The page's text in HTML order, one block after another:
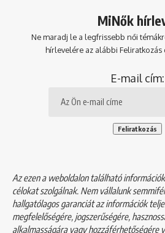
MiNők
Ne maradj le a legfrissebb női
hírlevelére az alábbi
E-mail cím:
Az ezen a weboldalon található
célokat szolgálnak. Nem vállalunk
hallgatólagos garanciát az információk
megfelelőségére, jogszerűségére,
alkalmasságára vagy hozzáférhetőségére